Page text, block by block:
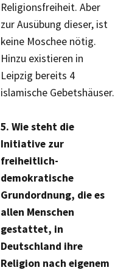
Religionsfreiheit. Aber
zur Ausübung dieser, ist
keine Moschee nötig.
Hinzu existieren in
Leipzig bereits 4
islamische Gebetshäuser.
5. Wie steht die
Initiative zur
freiheitlich-
demokratische
Grundordnung, die es
allen Menschen
gestattet, in
Deutschland ihre
Religion nach eigenem